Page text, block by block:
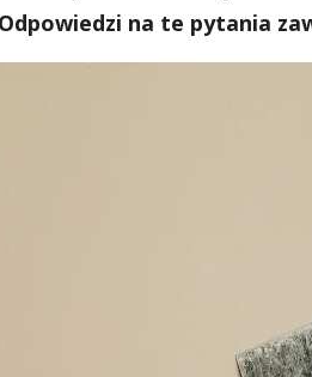
na te pytania